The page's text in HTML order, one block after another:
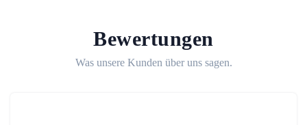
Bewertungen
Was unsere Kunden über uns sagen.